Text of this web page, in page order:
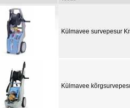
Külmavee survepesur
Külmavee